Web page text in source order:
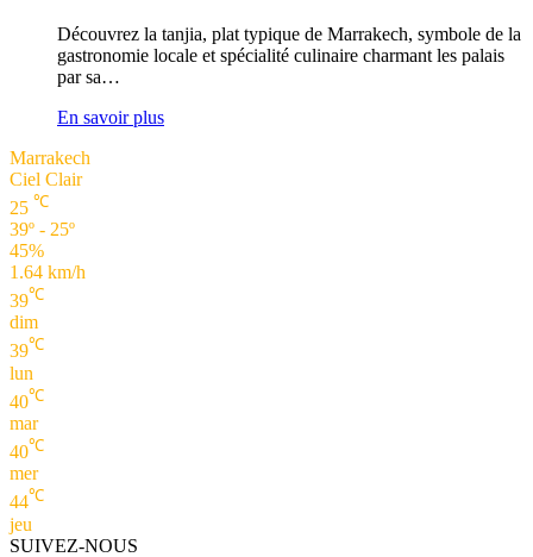
Découvrez la tanjia, plat typique de Marrakech, symbole de la
gastronomie locale et spécialité culinaire charmant les palais
par sa…
En savoir plus
Marrakech
Ciel Clair
25 ℃
39º - 25º
45%
1.64 km/h
39℃
dim
39℃
lun
40℃
mar
40℃
mer
44℃
jeu
SUIVEZ-NOUS